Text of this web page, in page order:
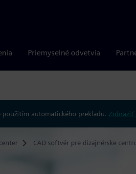
Priemyselné odvetvia
použitím automatického prekladu. Zobraziť
CAD softvér pre dizajnérske